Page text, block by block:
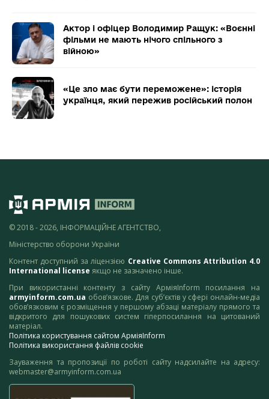
Актор і офіцер Володимир Ращук: «Воєнні
фільми не мають нічого спільного з
війною»
«Це зло має бути переможене»: історія
українця, який пережив російський полон
© 2018 - 2026, ІНФОРМАЦІЙНЕ АГЕНТСТВО,
Міністерство оборони України
Контент доступний за ліцензією Creative Commons Attribution 4.0
International license якщо не зазначено інше.
При використанні контенту з сайту АрміяInform посилання на
armyinform.com.ua обов’язкове. Для суб’єктів у сфері онлайн-медіа
обов’язковим є розміщення у першому абзаці матеріалу прямого та
відкритого для пошукових систем гіперпосилання на цитований
матеріал.
Політика користування сайтом АрміяInform
Політика використання файлів cookie
Зауваження та пропозиції по роботі сайту надсилайте на адресу:
webmaster@armyinform.com.ua